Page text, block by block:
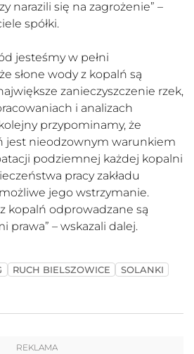
narazili się na zagrożenie” –
spółki.
jesteśmy w pełni
słone wody z kopalń są
zanieczyszczenie rzek,
i analizach
przypominamy, że
jest nieodzownym warunkiem
podziemnej każdej kopalni
pracy zakładu
jego wstrzymanie.
kopalń odprowadzane są
prawa” – wskazali dalej.
RUCH BIELSZOWICE SOLANKI
REKLAMA